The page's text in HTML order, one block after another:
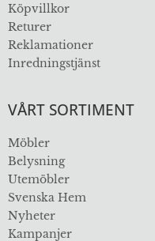
Köpvillkor
Returer
Reklamationer
Inredningstjänst
VÅRT SORTIMENT
Möbler
Belysning
Utemöbler
Svenska Hem
Nyheter
Kampanjer